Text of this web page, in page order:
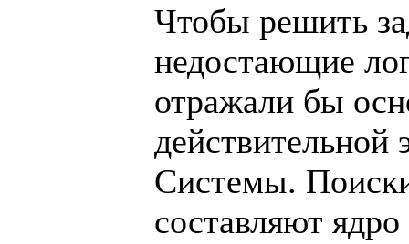
Чтобы решить
недостающие
отражали бы
Системы.
составляют